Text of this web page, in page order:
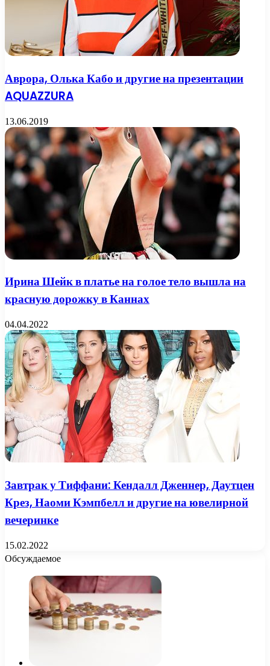
Аврора, Олька Кабо и другие на презентации
AQUAZZURA
13.06.2019
Ирина Шейк в платье на голое тело вышла на
красную дорожку в Каннах
04.04.2022
Завтрак у Тиффани: Кендалл Дженнер, Даутцен
Крез, Наоми Кэмпбелл и другие на ювелирной
вечеринке
15.02.2022
Обсуждаемое